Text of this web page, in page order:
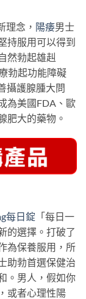
理念， 陽痿男士
持服用可以得到
然勃起雄赳
勃起功能障礙
攝護腺腫大問
為美國FDA、歐
肥大的藥物。
每日錠 「每日一
的選擇。打破了
為保養服用，所
助勃首選保健治
。男人，假如你
或者心理性陽